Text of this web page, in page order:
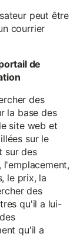
peut être
courrier
de
des
la base des
site web et
sur le
sur des
le prix, la
des
qu'il a lui-
qu'il a